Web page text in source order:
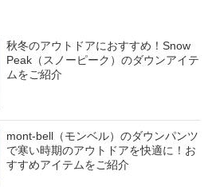
秋冬のアウトドアにおすすめ！Snow
Peak（スノーピーク）のダウンアイテ
ムをご紹介
mont-bell（モンベル）のダウンパンツ
で寒い時期のアウトドアを快適に！お
すすめアイテムをご紹介